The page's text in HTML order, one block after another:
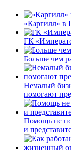
«Каргилл» в
ГК
Больше чем
Немалый
помогают
Помощь не
и